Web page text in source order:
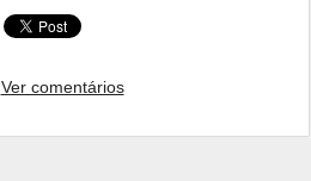
Ver comentários